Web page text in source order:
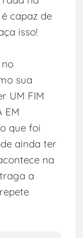
capaz de
isso!
sua
UM FIM
EM
que foi
ainda ter
na
a